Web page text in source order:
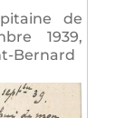
de
1939,
Bernard